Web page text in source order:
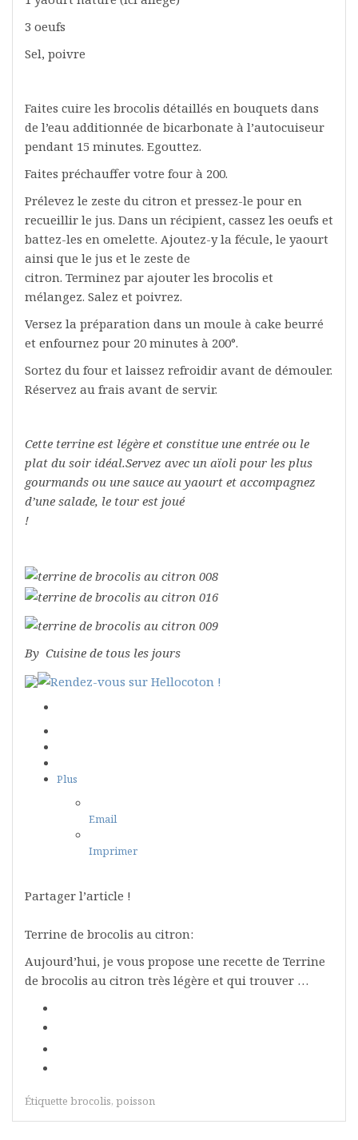
3 oeufs
Sel, poivre
Faites cuire les brocolis détaillés en bouquets dans
de l’eau additionnée de bicarbonate à l’autocuiseur
pendant 15 minutes. Egouttez.
Faites préchauffer votre four à 200.
Prélevez le zeste du citron et pressez-le pour en
recueillir le jus. Dans un récipient, cassez les oeufs et
battez-les en omelette. Ajoutez-y la fécule, le yaourt
ainsi que le jus et le zeste de
citron. Terminez par ajouter les brocolis et
mélangez. Salez et poivrez.
Versez la préparation dans un moule à cake beurré
et enfournez pour 20 minutes à 200°.
Sortez du four et laissez refroidir avant de démouler.
Réservez au frais avant de servir.
Cette terrine est légère et constitue une entrée ou le
plat du soir idéal.Servez avec un aïoli pour les plus
gourmands ou une sauce au yaourt et accompagnez
d’une salade, le tour est joué
!
By Cuisine de tous les jours
Plus
Email
Imprimer
Partager l’article !
Terrine de brocolis au citron:
Aujourd’hui, je vous propose une recette de Terrine
de brocolis au citron très légère et qui trouver …
Étiquette brocolis, poisson